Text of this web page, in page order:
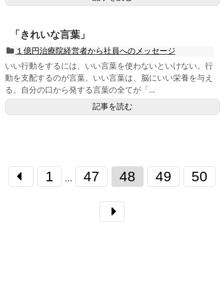
「きれいな言葉」
１億円治療院経営者から社員へのメッセージ
いい行動をするには、いい言葉を使わないといけない。行
動を支配するのが言葉。いい言葉は、脳にいい栄養を与え
る。自分の口から発する言葉の全てが「...
記事を読む
1 … 47 48 49 50